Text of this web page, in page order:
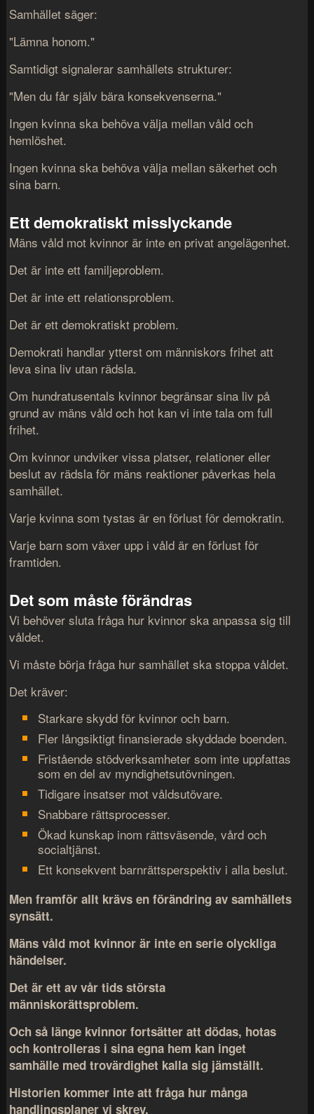
Samhället säger:
"Lämna honom."
Samtidigt signalerar samhällets strukturer:
"Men du får själv bära konsekvenserna."
Ingen kvinna ska behöva välja mellan våld och
hemlöshet.
Ingen kvinna ska behöva välja mellan säkerhet och
sina barn.
Ett demokratiskt misslyckande
Mäns våld mot kvinnor är inte en privat angelägenhet.
Det är inte ett familjeproblem.
Det är inte ett relationsproblem.
Det är ett demokratiskt problem.
Demokrati handlar ytterst om människors frihet att
leva sina liv utan rädsla.
Om hundratusentals kvinnor begränsar sina liv på
grund av mäns våld och hot kan vi inte tala om full
frihet.
Om kvinnor undviker vissa platser, relationer eller
beslut av rädsla för mäns reaktioner påverkas hela
samhället.
Varje kvinna som tystas är en förlust för demokratin.
Varje barn som växer upp i våld är en förlust för
framtiden.
Det som måste förändras
Vi behöver sluta fråga hur kvinnor ska anpassa sig till
våldet.
Vi måste börja fråga hur samhället ska stoppa våldet.
Det kräver:
Starkare skydd för kvinnor och barn.
Fler långsiktigt finansierade skyddade boenden.
Fristående stödverksamheter som inte uppfattas
som en del av myndighetsutövningen.
Tidigare insatser mot våldsutövare.
Snabbare rättsprocesser.
Ökad kunskap inom rättsväsende, vård och
socialtjänst.
Ett konsekvent barnrättsperspektiv i alla beslut.
Men framför allt krävs en förändring av samhällets
synsätt.
Mäns våld mot kvinnor är inte en serie olyckliga
händelser.
Det är ett av vår tids största
människorättsproblem.
Och så länge kvinnor fortsätter att dödas, hotas
och kontrolleras i sina egna hem kan inget
samhälle med trovärdighet kalla sig jämställt.
Historien kommer inte att fråga hur många
handlingsplaner vi skrev.